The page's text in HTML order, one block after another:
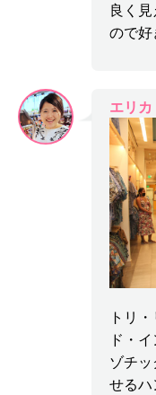
良く
ので好
エリカ
トリ
ド・
ゾチ
せるハ